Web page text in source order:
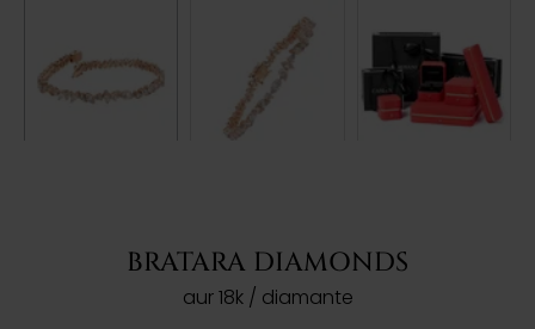
BRATARA DIAMONDS
aur 18k / diamante